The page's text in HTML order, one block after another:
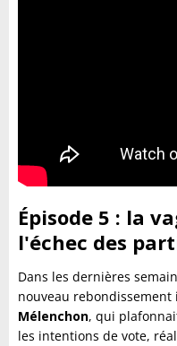
Épisode 5 : la
l'échec des
Dans les dernières
nouveau
Mélenchon, qui
les intentions de vote,